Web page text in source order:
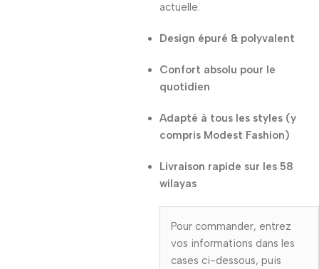
actuelle.
Design épuré & polyvalent
Confort absolu pour le
quotidien
Adapté à tous les styles (y
compris Modest Fashion)
Livraison rapide sur les 58
wilayas
Pour commander, entrez
vos informations dans les
cases ci-dessous, puis